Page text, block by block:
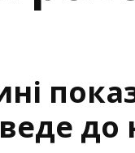
до